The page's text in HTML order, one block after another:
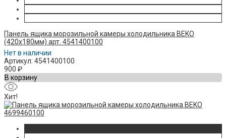
Панель ящика морозильной камеры холодильника BEKO
(420x180мм) арт. 4541400100
Нет в наличии
Артикул: 4541400100
900 ₽
В корзину
Хит!